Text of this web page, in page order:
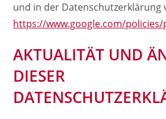
und in der Datenschutzerklärung
https://www.google.com/
AKTUALITÄT UND
DIESER